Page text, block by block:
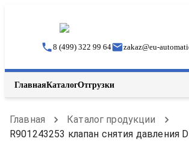
8 (499) 322 99 64 zakaz@eu-
ГлавнаяКаталогОтгрузки
Главная
Каталог продукции
R901243253 клапан снятия давления